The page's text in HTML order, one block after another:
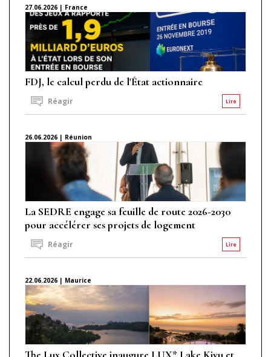
27.06.2026 | France
FDJ, le calcul perdu de l'État actionnaire
Lire
Réagir
26.06.2026 | Réunion
La SEDRE engage sa feuille de route 2026-2030
pour accélérer ses projets de logement
Lire
Réagir
22.06.2026 | Maurice